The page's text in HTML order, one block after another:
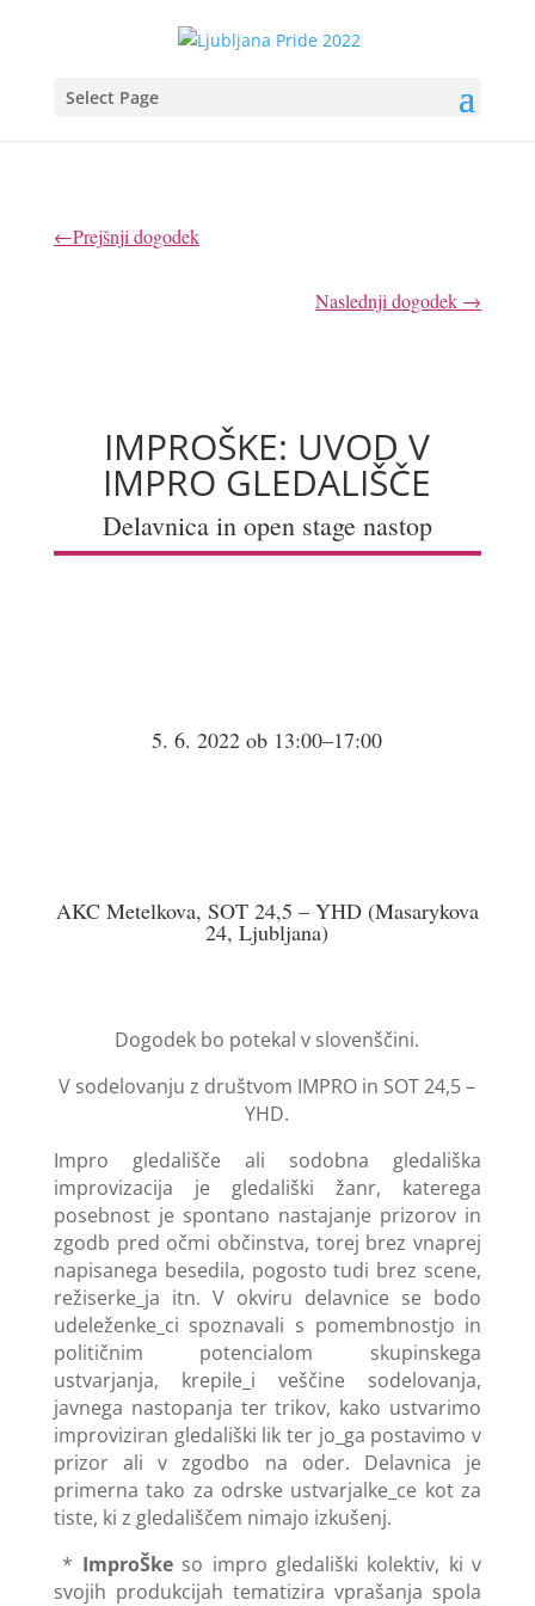
Select Page
←Prejšnji dogodek
Naslednji dogodek →
IMPROŠKE: UVOD V
IMPRO GLEDALIŠČE
Delavnica in open stage nastop
5. 6. 2022 ob 13:00–17:00
AKC Metelkova, SOT 24,5 – YHD (Masarykova
24, Ljubljana)
Dogodek bo potekal v slovenščini.
V sodelovanju z društvom IMPRO in SOT 24,5 –
YHD.
Impro gledališče ali sodobna gledališka
improvizacija je gledališki žanr, katerega
posebnost je spontano nastajanje prizorov in
zgodb pred očmi občinstva, torej brez vnaprej
napisanega besedila, pogosto tudi brez scene,
režiserke_ja itn. V okviru delavnice se bodo
udeleženke_ci spoznavali s pomembnostjo in
političnim potencialom skupinskega
ustvarjanja, krepile_i veščine sodelovanja,
javnega nastopanja ter trikov, kako ustvarimo
improviziran gledališki lik ter jo_ga postavimo v
prizor ali v zgodbo na oder. Delavnica je
primerna tako za odrske ustvarjalke_ce kot za
tiste, ki z gledališčem nimajo izkušenj.
* ImproŠkeso impro gledališki kolektiv, ki v
svojih produkcijah tematizira vprašanja spola